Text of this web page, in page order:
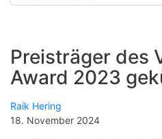
Preisträger des
Award 2023
Raik Hering
18. November 2024